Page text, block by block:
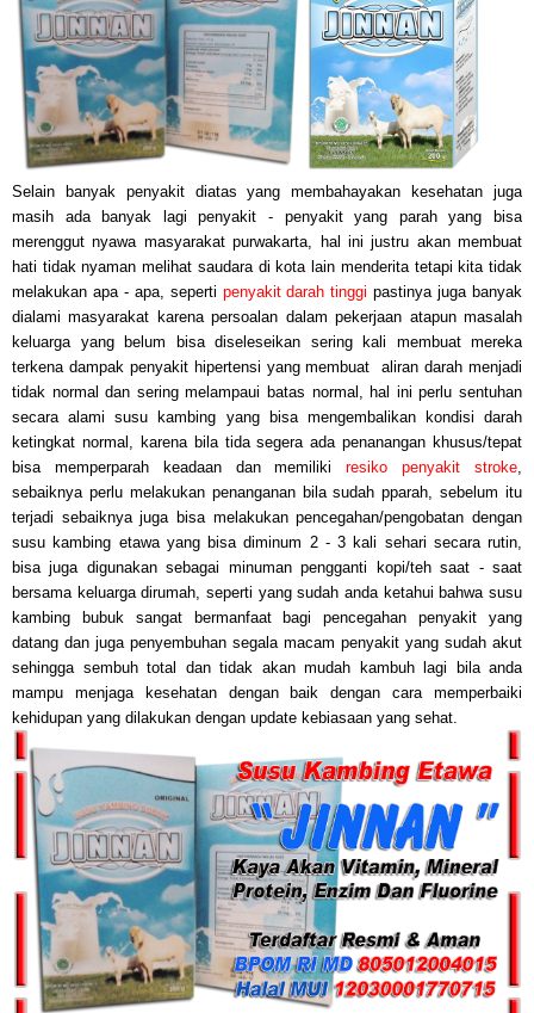
Selain banyak penyakit diatas yang membahayakan kesehatanjuga
masih ada banyak lagi penyakit - penyakit yang parah yang bisa
merenggut nyawa masyarakat purwakarta, hal ini justru akan membuat
hati tidak nyaman melihat saudara di kota lain menderita tetapi kita tidak
melakukan apa - apa, seperti penyakit darah tinggi pastinya juga banyak
dialami masyarakat karena persoalan dalam pekerjaan atapun masalah
keluarga yang belum bisa diseleseikan sering kali membuat mereka
terkena dampak penyakit hipertensi yang membuat aliran darah menjadi
tidak normal dan sering melampaui batas normal, hal ini perlu sentuhan
secara alami susu kambing yang bisa mengembalikan kondisi darah
ketingkat normal, karena bila tida segera ada penanangan khusus/tepat
bisa memperparah keadaan dan memilikiresiko penyakit stroke
sebaiknya perlu melakukan penanganan bila sudah pparah, sebelum itu
terjadi sebaiknya juga bisa melakukan pencegahan/pengobatan dengan
susu kambing etawa yang bisa diminum 2 - 3 kali sehari secara rutin,
bisa juga digunakan sebagai minuman pengganti kopi/teh saat - saat
bersama keluarga dirumah, seperti yang sudah anda ketahui bahwa susu
kambing bubuk sangat bermanfaat bagi pencegahan penyakit yang
datang dan juga penyembuhan segala macam penyakit yang sudah akut
sehingga sembuh total dan tidak akan mudah kambuh lagi bila anda
mampu menjaga kesehatan dengan baik dengan cara memperbaiki
kehidupan yang dilakukan dengan update kebiasaan yang sehat